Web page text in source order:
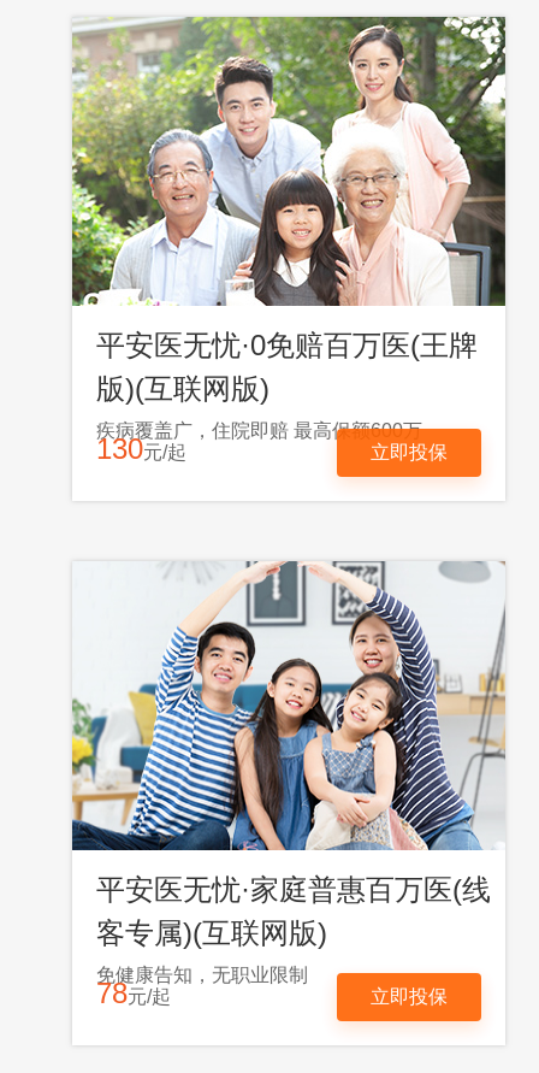
平安医无忧·0免赔百万医(王牌
版)(互联网版)
疾病覆盖广，住院即赔 最高保额600万
130元/起 立即投保
平安医无忧·家庭普惠百万医(线
客专属)(互联网版)
免健康告知，无职业限制
78元/起 立即投保